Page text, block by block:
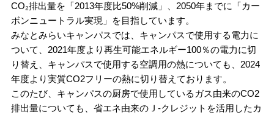
CO₂排出量を「2013年度比50%削減」、2050年までに「カー
ボンニュートラル実現」を目指しています。
みなとみらいキャンパスでは、キャンパスで使用する電力に
ついて、2021年度より再生可能エネルギー100％の電力に切
り替え、キャンパスで使用する空調用の熱についても、2024
年度より実質CO2フリーの熱に切り替えております。
このたび、キャンパスの厨房で使用しているガス由来のCO2
排出量についても、省エネ由来のＪ-クレジットを活用したカ